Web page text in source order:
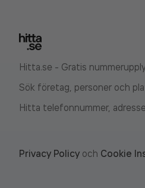
Hitta.se - Gratis
Sök företag, personer och
Hitta telefonnummer,
Privacy Policy och Cookie